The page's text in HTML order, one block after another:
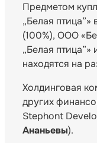
Предметом
„Белая
(100%), ООО
„Белая
находятся на
Холдинговая
других
Stephont
Ананьевы).